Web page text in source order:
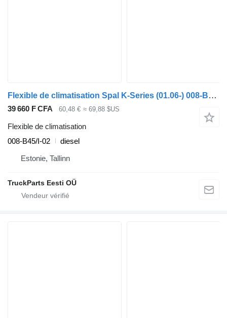
Flexible de climatisation Spal K-Series (01.06-) 008-B45/I-02 pour Scania K,N,F-series bus (2006-)
39 660 F CFA 60,48 € ≈ 69,88 $US
Flexible de climatisation
008-B45/I-02
diesel
Estonie, Tallinn
TruckParts Eesti OÜ